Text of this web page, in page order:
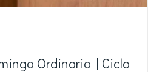
Ordinario | Ciclo